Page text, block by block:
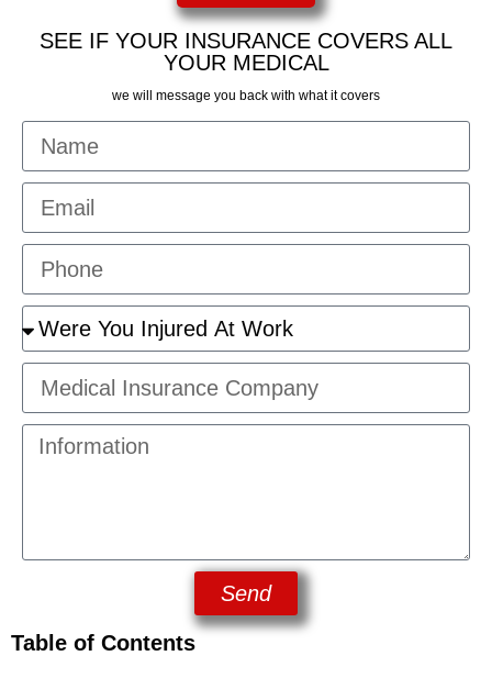
SEE IF YOUR INSURANCE COVERS ALL
YOUR MEDICAL
we will message you back with what it covers
Send
Table of Contents